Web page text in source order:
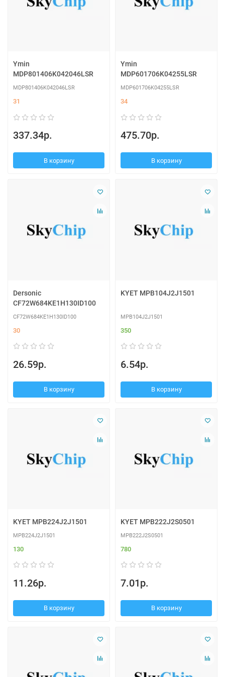
Ymin
MDP801406K042046LSR
MDP801406K042046LSR
31
337.34р.
В корзину
Ymin
MDP601706K04255LSR
MDP601706K04255LSR
34
475.70р.
В корзину
Dersonic
CF72W684KE1H130ID100
CF72W684KE1H130ID100
30
26.59р.
В корзину
KYET MPB104J2J1501
MPB104J2J1501
350
6.54р.
В корзину
KYET MPB224J2J1501
MPB224J2J1501
130
11.26р.
В корзину
KYET MPB222J2S0501
MPB222J2S0501
780
7.01р.
В корзину